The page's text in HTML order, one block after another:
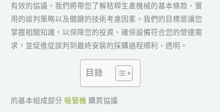
有效的協議。我們將帶您了解秸稈生產機械的基本條款、實
用的談判策略以及關鍵的技術考慮因素。我們的目標是讓您
掌握相關知識，以保障您的投資、確保設備符合您的營運需
求，並促進從談判到最終安裝的採購過程順利、透明。
目錄
的基本組成部分 吸管機 購買協議